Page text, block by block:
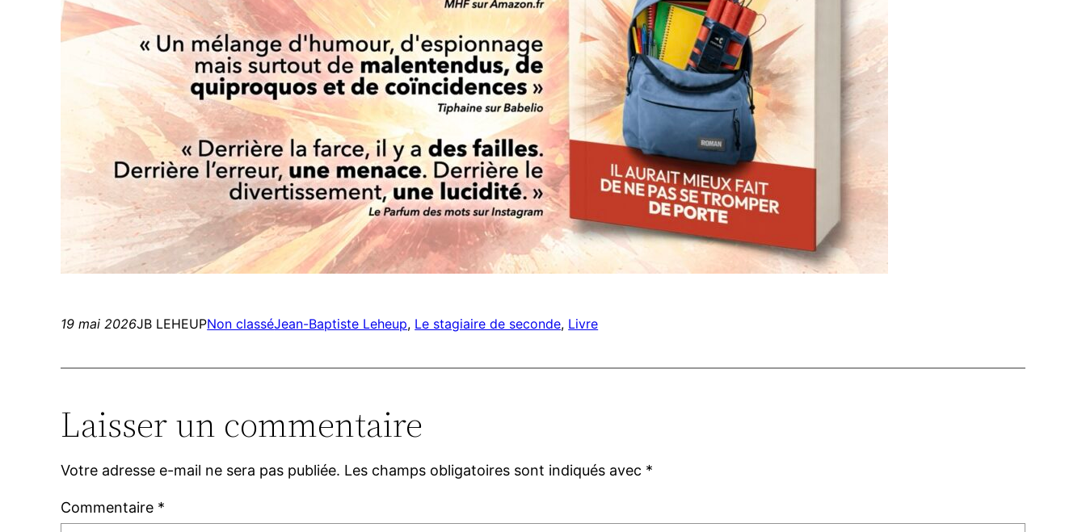
19 mai 2026JB LEHEUPNon classéJean-Baptiste Leheup, Le stagiaire de seconde, Livre
Laisser un commentaire
Votre adresse e-mail ne sera pas publiée. Les champs obligatoires sont indiqués avec *
Commentaire *